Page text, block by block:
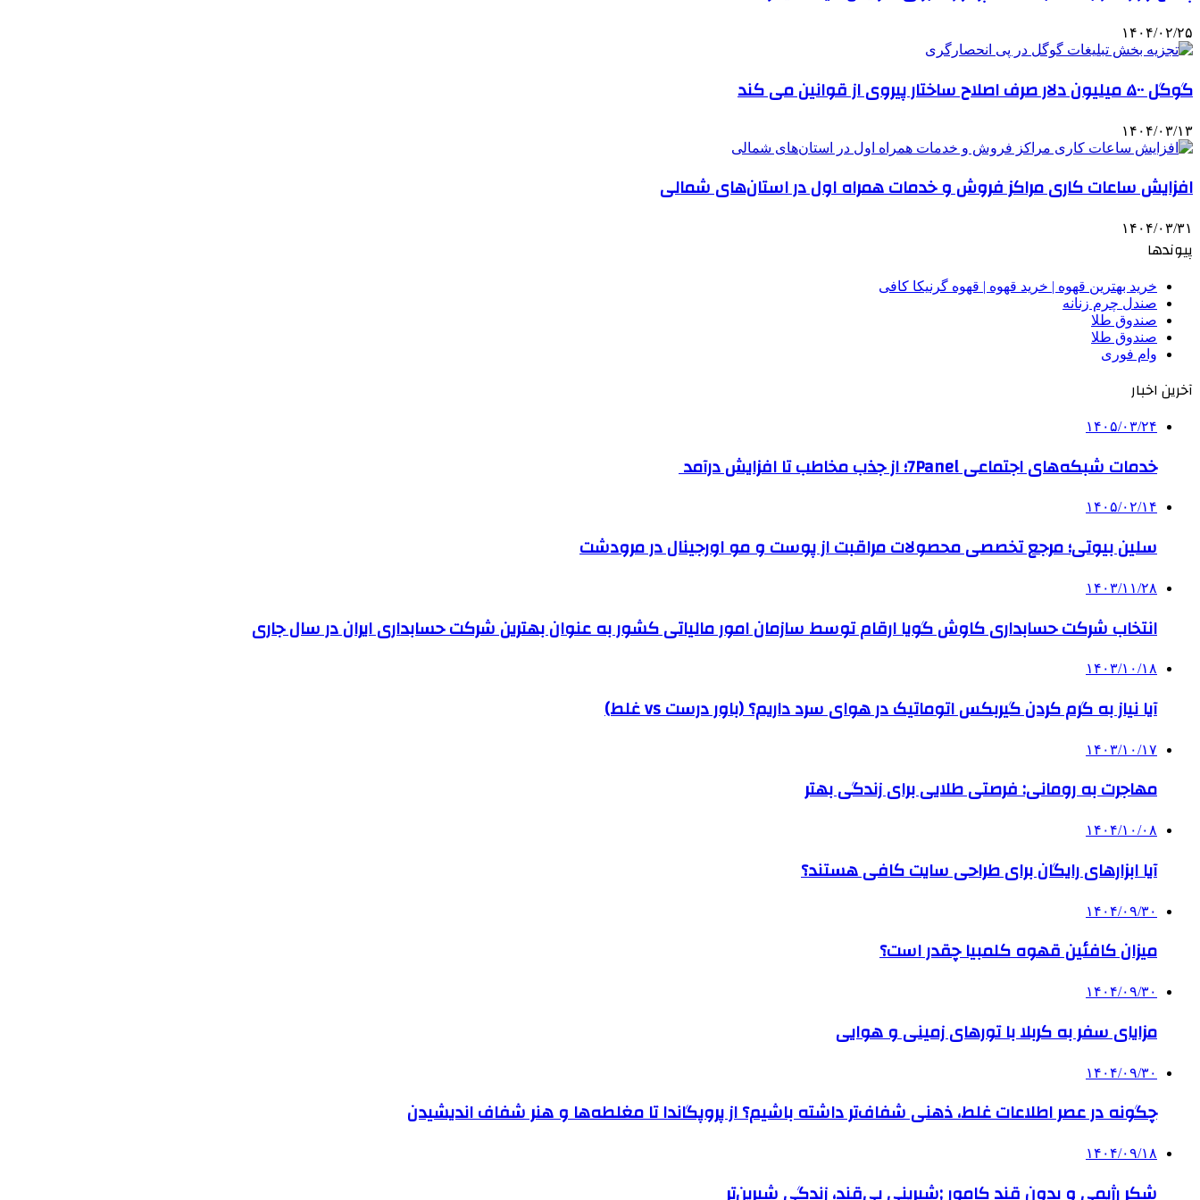
۱۴۰۴/۰۲/۲۵
گوگل ۵۰۰ میلیون دلار صرف اصلاح ساختار پیروی از قوانین می کند
۱۴۰۴/۰۳/۱۳
افزایش ساعات کاری مراکز فروش و خدمات همراه اول در استان‌های شمالی
۱۴۰۴/۰۳/۳۱
پیوندها
خرید بهترین قهوه | خرید قهوه | قهوه گرنیکا کافی
صندل چرم زنانه
صندوق طلا
صندوق طلا
وام فوری
آخرین اخبار
۱۴۰۵/۰۳/۲۴
خدمات شبکه‌های اجتماعی 7Panel؛ از جذب مخاطب تا افزایش درآمد
۱۴۰۵/۰۲/۱۴
سلین بیوتی؛ مرجع تخصصی محصولات مراقبت از پوست و مو اورجینال در مرودشت
۱۴۰۳/۱۱/۲۸
انتخاب شرکت حسابداری کاوش گویا ارقام توسط سازمان امور مالیاتی کشور به عنوان بهترین شرکت حسابداری ایران در سال جاری
۱۴۰۳/۱۰/۱۸
آیا نیاز به گرم کردن گیربکس اتوماتیک در هوای سرد داریم؟ (باور درست vs غلط)
۱۴۰۳/۱۰/۱۷
مهاجرت به رومانی: فرصتی طلایی برای زندگی بهتر
۱۴۰۴/۱۰/۰۸
آیا ابزارهای رایگان برای طراحی سایت کافی هستند؟
۱۴۰۴/۰۹/۳۰
میزان کافئین قهوه کلمبیا چقدر است؟
۱۴۰۴/۰۹/۳۰
مزایای سفر به کربلا با تورهای زمینی و هوایی
۱۴۰۴/۰۹/۳۰
چگونه در عصر اطلاعات غلط، ذهنی شفاف‌تر داشته باشیم؟ از پروپگاندا تا مغلطه‌ها و هنر شفاف اندیشیدن
۱۴۰۴/۰۹/۱۸
شکر رژیمی و بدون قند کامور ;شیرینی بی‌قند، زندگی شیرین‌تر